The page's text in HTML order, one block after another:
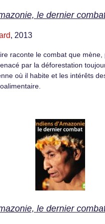
le dernier
, 2013
raconte le combat que mène,
par la déforestation
où il habite et les intérêts
le dernier